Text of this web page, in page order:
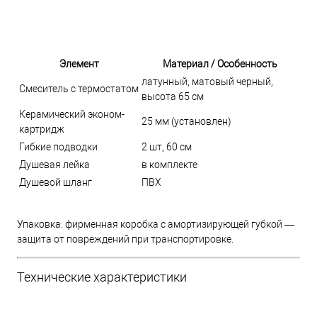
Элемент Материал / Особенность
Смеситель с термостатом
латунный, матовый черный,
высота 65 см
Керамический эконом-
картридж
25 мм (установлен)
Гибкие подводки
2 шт, 60 см
Душевая лейка
в комплекте
Душевой шланг
ПВХ
Упаковка: фирменная коробка с амортизирующей губкой —
защита от повреждений при транспортировке.
Технические характеристики